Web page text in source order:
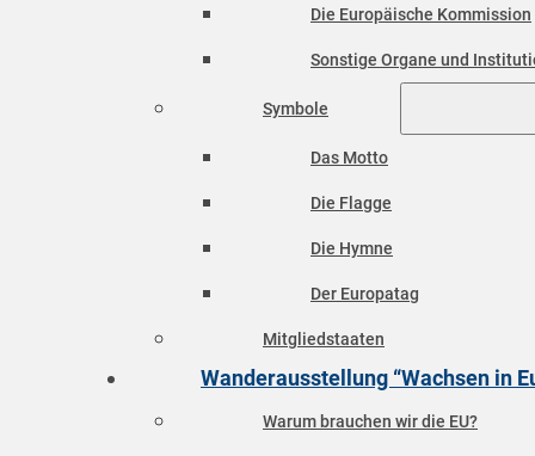
Die Europäische Kommission
Sonstige Organe und
Symbole
Das Motto
Die Flagge
Die Hymne
Der Europatag
Mitgliedstaaten
Wanderausstellung “Wachsen in
Warum brauchen wir die EU?